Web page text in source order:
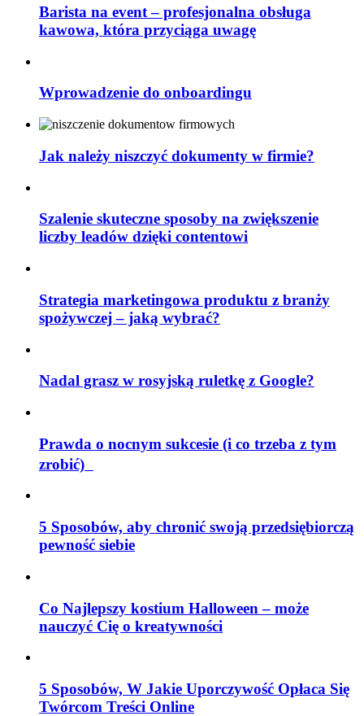
Barista na event – profesjonalna obsługa
kawowa, która przyciąga uwagę
Wprowadzenie do onboardingu
Jak należy niszczyć dokumenty w firmie?
Szalenie skuteczne sposoby na zwiększenie
liczby leadów dzięki contentowi
Strategia marketingowa produktu z branży
spożywczej – jaką wybrać?
Nadal grasz w rosyjską ruletkę z Google?
Prawda o nocnym sukcesie (i co trzeba z tym
zrobić)
5 Sposobów, aby chronić swoją przedsiębiorczą
pewność siebie
Co Najlepszy kostium Halloween – może
nauczyć Cię o kreatywności
5 Sposobów, W Jakie Uporczywość Opłaca Się
Twórcom Treści Online